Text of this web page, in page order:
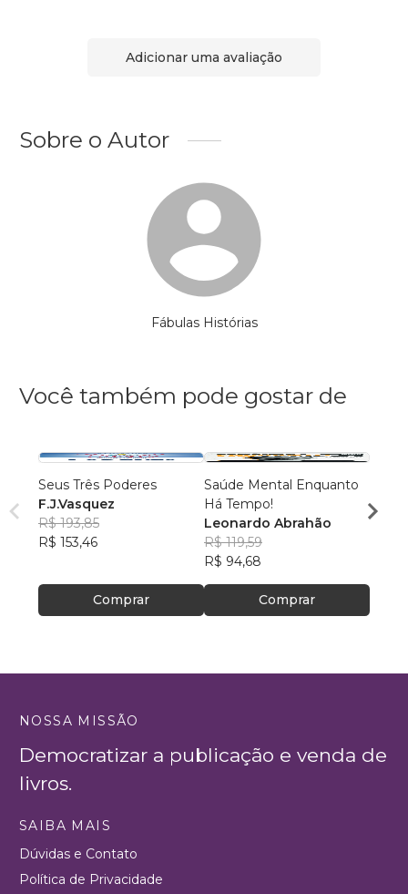
Adicionar uma avaliação
Sobre o Autor
Fábulas Histórias
Você também pode gostar de
Seus Três Poderes
F.J.Vasquez
R$ 193,85
R$ 153,46
Comprar
Saúde Mental Enquanto
Há Tempo!
Leonardo Abrahão
R$ 119,59
R$ 94,68
Comprar
R$
NOSSA MISSÃO
Democratizar a publicação e venda de
livros.
SAIBA MAIS
Dúvidas e Contato
Política de Privacidade